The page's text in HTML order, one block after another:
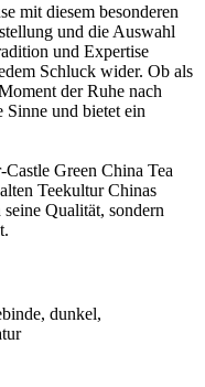
mit diesem besonderen
und die Auswahl
und Expertise
Schluck wider. Ob als
der Ruhe nach
Sinne und bietet ein
Green China Tea
Teekultur Chinas
Qualität, sondern
dunkel,